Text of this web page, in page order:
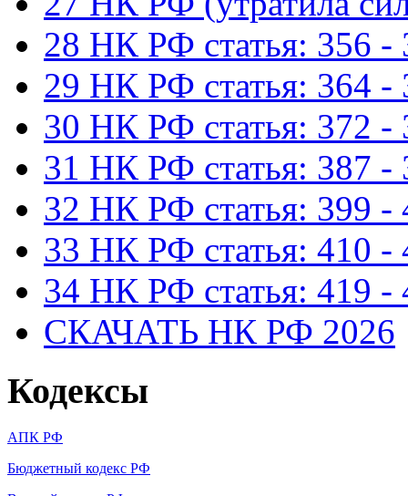
28 НК РФ статья: 356 -
29 НК РФ статья: 364 -
30 НК РФ статья: 372 -
31 НК РФ статья: 387 -
32 НК РФ статья: 399 -
33 НК РФ статья: 410 -
34 НК РФ статья: 419 -
СКАЧАТЬ НК РФ 2026
Кодексы
АПК РФ
Бюджетный кодекс РФ